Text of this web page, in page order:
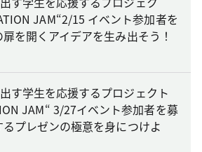
JAM“2/15 イベント参加者を
を開くアイデアを生み出そう！
す学生を応援するプロジェクト
JAM“ 3/27イベント参加者を募
プレゼンの極意を身につけよ